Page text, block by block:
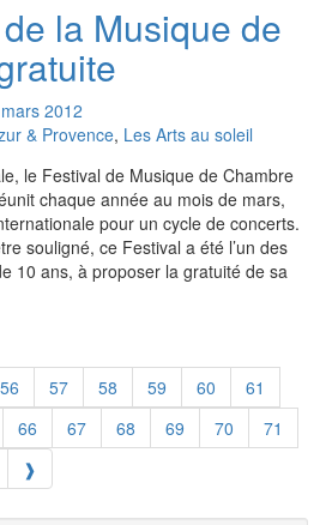
la Musique de
mars 2012
& Provence, Les Arts au soleil
le Festival de Musique de Chambre
chaque année au mois de mars,
pour un cycle de concerts.
souligné, ce Festival a été l’un des
10 ans, à proposer la gratuité de sa
56 57 58 59 60
61
66 67 68 69 70
71
❱